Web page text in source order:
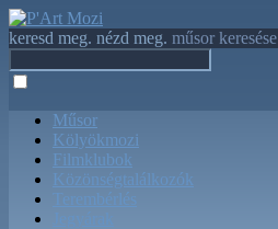
keresd meg. nézd meg. műsor keresése
Műsor
Kölyökmozi
Filmklubok
Közönségtalálkozók
Terembérlés
Jegyárak